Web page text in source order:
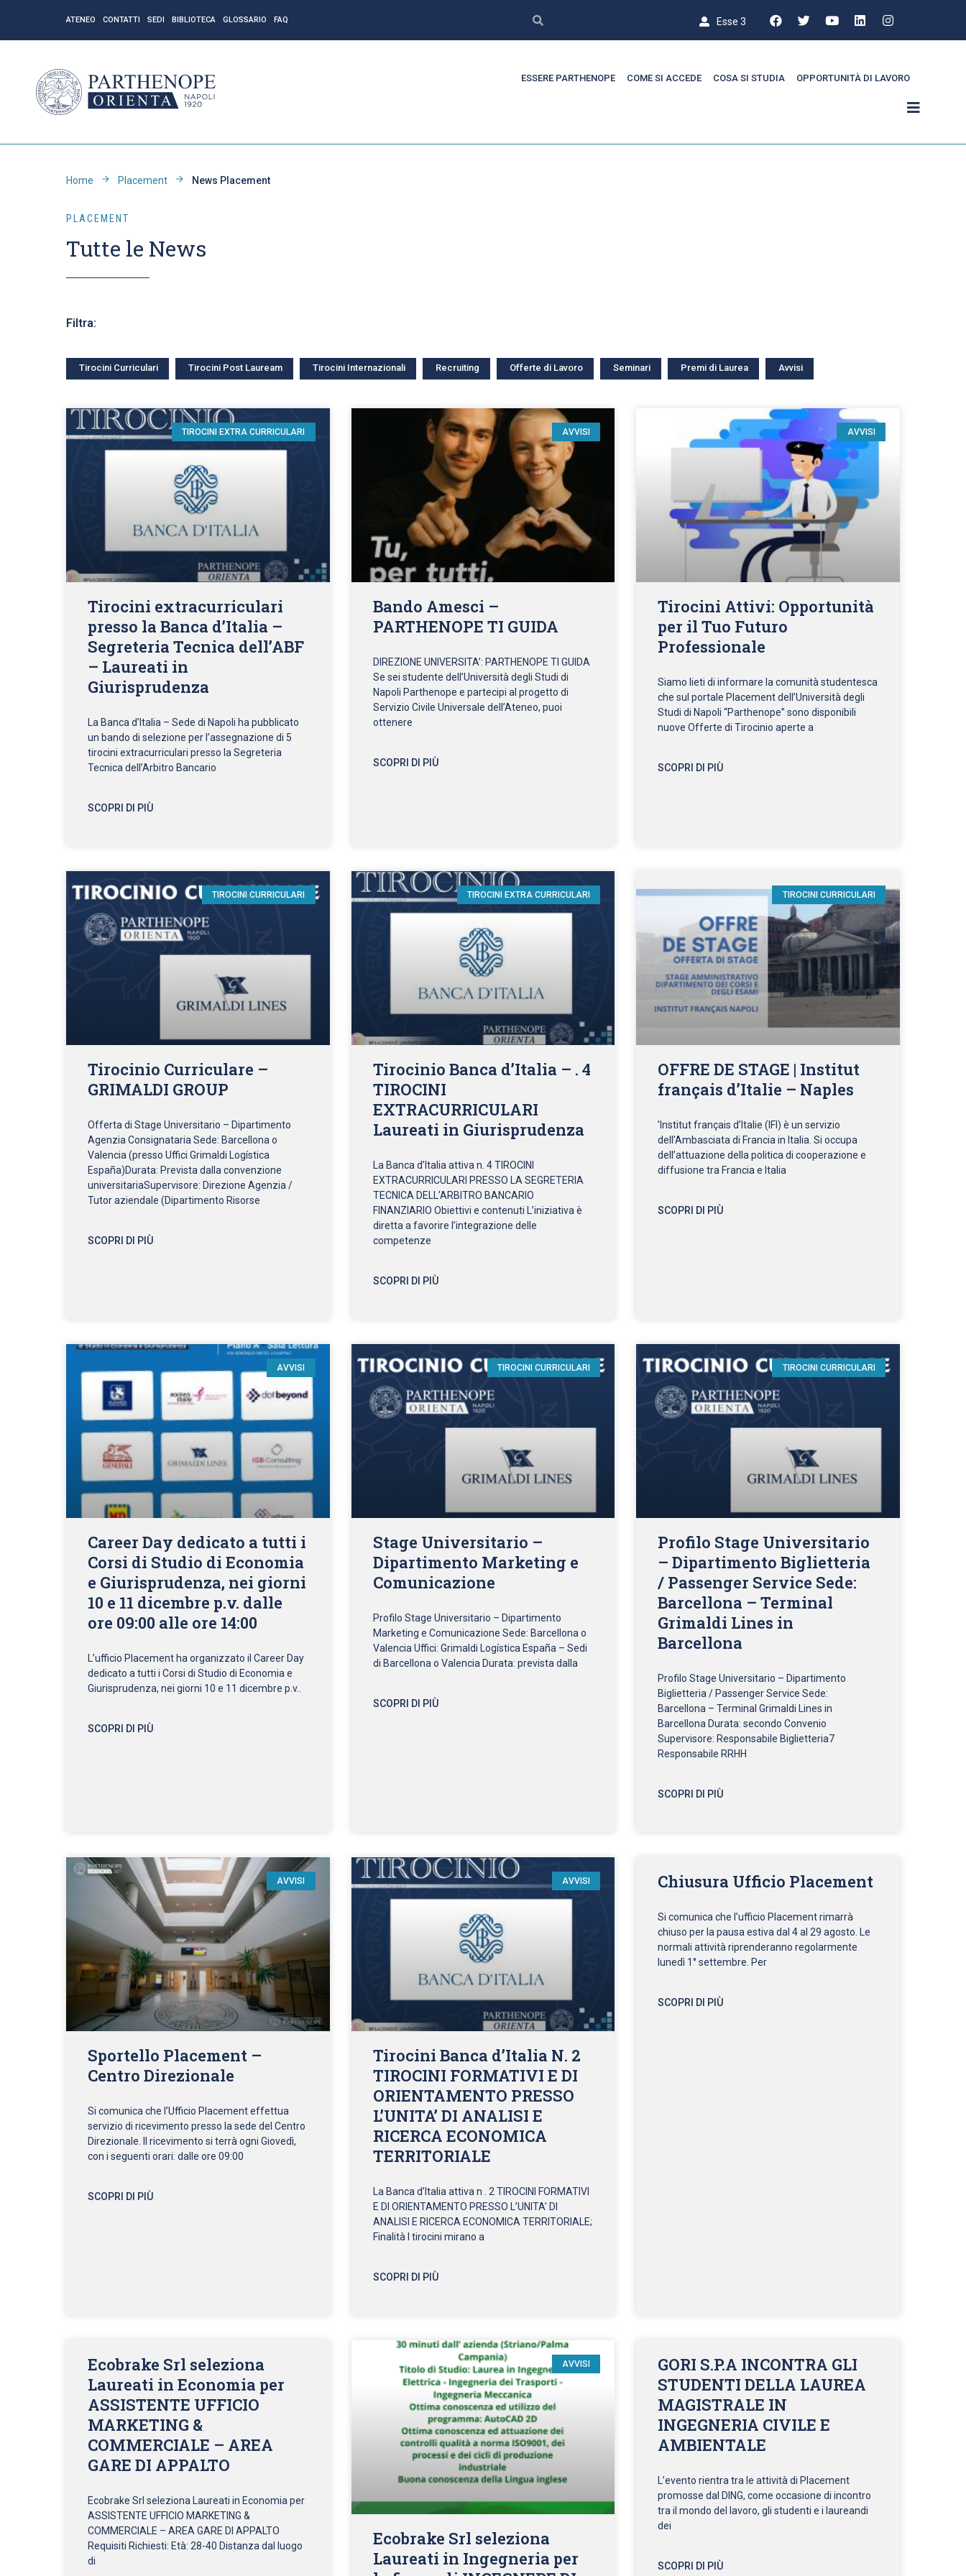
ATENEO CONTATTI SEDI BIBLIOTECA GLOSSARIO FAQ Esse 3
ESSERE PARTHENOPE COME SI ACCEDE COSA SI STUDIA OPPORTUNITÀ DI LAVORO
Home Placement News Placement
PLACEMENT
Tutte le News
Filtra:
Tirocini Curriculari Tirocini Post Lauream Tirocini Internazionali Recruiting Offerte di Lavoro Seminari Premi di Laurea Avvisi
TIROCINI EXTRA CURRICULARI
Tirocini extracurriculari
presso la Banca d’Italia –
Segreteria Tecnica dell’ABF
– Laureati in
Giurisprudenza
La Banca d’Italia – Sede di Napoli ha pubblicato
un bando di selezione per l’assegnazione di 5
tirocini extracurriculari presso la Segreteria
Tecnica dell’Arbitro Bancario
SCOPRI DI PIÙ
AVVISI
Bando Amesci –
PARTHENOPE TI GUIDA
DIREZIONE UNIVERSITA’: PARTHENOPE TI GUIDA
Se sei studente dell’Università degli Studi di
Napoli Parthenope e partecipi al progetto di
Servizio Civile Universale dell’Ateneo, puoi
ottenere
SCOPRI DI PIÙ
AVVISI
Tirocini Attivi: Opportunità
per il Tuo Futuro
Professionale
Siamo lieti di informare la comunità studentesca
che sul portale Placement dell’Università degli
Studi di Napoli “Parthenope” sono disponibili
nuove Offerte di Tirocinio aperte a
SCOPRI DI PIÙ
TIROCINI CURRICULARI
Tirocinio Curriculare –
GRIMALDI GROUP
Offerta di Stage Universitario – Dipartimento
Agenzia Consignataria Sede: Barcellona o
Valencia (presso Uffici Grimaldi Logística
España)Durata: Prevista dalla convenzione
universitariaSupervisore: Direzione Agenzia /
Tutor aziendale (Dipartimento Risorse
SCOPRI DI PIÙ
TIROCINI EXTRA CURRICULARI
Tirocinio Banca d’Italia – . 4
TIROCINI
EXTRACURRICULARI
Laureati in Giurisprudenza
La Banca d’Italia attiva n. 4 TIROCINI
EXTRACURRICULARI PRESSO LA SEGRETERIA
TECNICA DELL’ARBITRO BANCARIO
FINANZIARIO Obiettivi e contenuti L’iniziativa è
diretta a favorire l’integrazione delle
competenze
SCOPRI DI PIÙ
TIROCINI CURRICULARI
OFFRE DE STAGE | Institut
français d’Italie – Naples
’Institut français d’Italie (IFI) è un servizio
dell’Ambasciata di Francia in Italia. Si occupa
dell’attuazione della politica di cooperazione e
diffusione tra Francia e Italia
SCOPRI DI PIÙ
AVVISI
Career Day dedicato a tutti i
Corsi di Studio di Economia
e Giurisprudenza, nei giorni
10 e 11 dicembre p.v. dalle
ore 09:00 alle ore 14:00
L’ufficio Placement ha organizzato il Career Day
dedicato a tutti i Corsi di Studio di Economia e
Giurisprudenza, nei giorni 10 e 11 dicembre p.v..
SCOPRI DI PIÙ
TIROCINI CURRICULARI
Stage Universitario –
Dipartimento Marketing e
Comunicazione
Profilo Stage Universitario – Dipartimento
Marketing e Comunicazione Sede: Barcellona o
Valencia Uffici: Grimaldi Logística España – Sedi
di Barcellona o Valencia Durata: prevista dalla
SCOPRI DI PIÙ
TIROCINI CURRICULARI
Profilo Stage Universitario
– Dipartimento Biglietteria
/ Passenger Service Sede:
Barcellona – Terminal
Grimaldi Lines in
Barcellona
Profilo Stage Universitario – Dipartimento
Biglietteria / Passenger Service Sede:
Barcellona – Terminal Grimaldi Lines in
Barcellona Durata: secondo Convenio
Supervisore: Responsabile Biglietteria7
Responsabile RRHH
SCOPRI DI PIÙ
AVVISI
Sportello Placement –
Centro Direzionale
Si comunica che l’Ufficio Placement effettua
servizio di ricevimento presso la sede del Centro
Direzionale. Il ricevimento si terrà ogni Giovedì,
con i seguenti orari: dalle ore 09:00
SCOPRI DI PIÙ
AVVISI
Tirocini Banca d’Italia N. 2
TIROCINI FORMATIVI E DI
ORIENTAMENTO PRESSO
L’UNITA’ DI ANALISI E
RICERCA ECONOMICA
TERRITORIALE
La Banca d’Italia attiva n . 2 TIROCINI FORMATIVI
E DI ORIENTAMENTO PRESSO L’UNITA’ DI
ANALISI E RICERCA ECONOMICA TERRITORIALE;
Finalità I tirocini mirano a
SCOPRI DI PIÙ
Chiusura Ufficio Placement
Si comunica che l’ufficio Placement rimarrà
chiuso per la pausa estiva dal 4 al 29 agosto. Le
normali attività riprenderanno regolarmente
lunedì 1° settembre. Per
SCOPRI DI PIÙ
Ecobrake Srl seleziona
Laureati in Economia per
ASSISTENTE UFFICIO
MARKETING &
COMMERCIALE – AREA
GARE DI APPALTO
Ecobrake Srl seleziona Laureati in Economia per
ASSISTENTE UFFICIO MARKETING &
COMMERCIALE – AREA GARE DI APPALTO
Requisiti Richiesti: Età: 28-40 Distanza dal luogo
di
AVVISI
Ecobrake Srl seleziona
Laureati in Ingegneria per
GORI S.P.A INCONTRA GLI
STUDENTI DELLA LAUREA
MAGISTRALE IN
INGEGNERIA CIVILE E
AMBIENTALE
L’evento rientra tra le attività di Placement
promosse dal DING, come occasione di incontro
tra il mondo del lavoro, gli studenti e i laureandi
dei
SCOPRI DI PIÙ